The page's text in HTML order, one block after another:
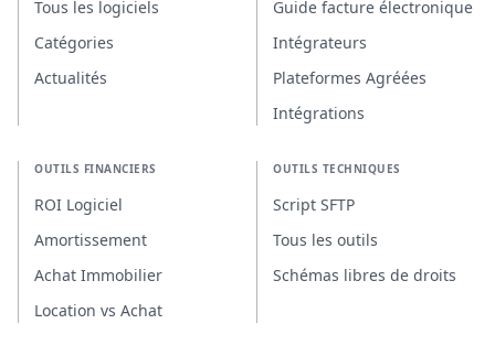
Tous les logiciels
Catégories
Actualités
Guide facture électronique
Intégrateurs
Plateformes Agréées
Intégrations
OUTILS FINANCIERS
ROI Logiciel
Amortissement
Achat Immobilier
Location vs Achat
OUTILS TECHNIQUES
Script SFTP
Tous les outils
Schémas libres de droits